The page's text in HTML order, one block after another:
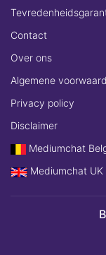
Contact
Over ons
Algemene
Privacy policy
Disclaimer
Mediumchat
Mediumchat UK